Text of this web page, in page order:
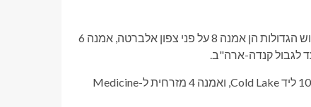
אדמותיהן של חמש מדינות אמנה שונות נופלות בגבולות אלברטה: שלוש הגדולות הן אמנה 8 על פני צפון אלברטה, אמנה 6
רסיסים קטנים של שני אזורים אחרים נמתחים גם אל אלברטה: אמנה 10 ליד Cold Lake, ואמנה 4 מזרחית ל-Medicine